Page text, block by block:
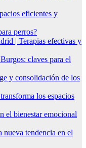
eficientes y
perros?
| Terapias efectivas y
claves para el
y consolidación de los
los espacios
el bienestar emocional
nueva tendencia en el